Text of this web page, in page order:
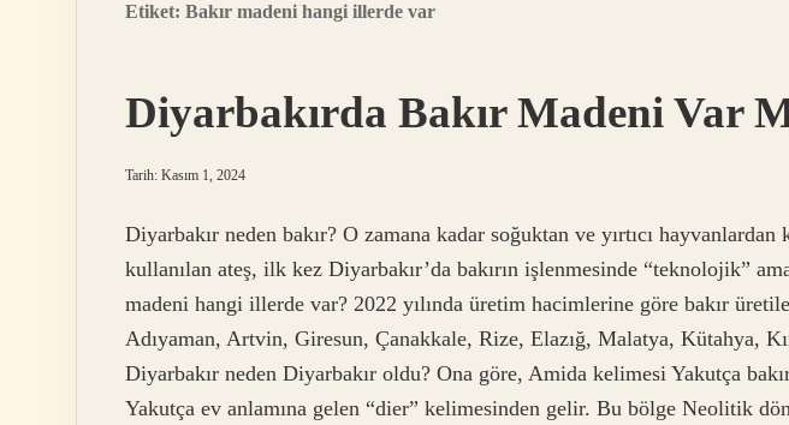
Etiket: Bakır madeni hangi illerde var
Diyarbakırda Bakır Madeni Var
Tarih: Kasım 1, 2024
Diyarbakır neden bakır? O zamana kadar soğuktan ve yırtıcı hayvanlardan
kullanılan ateş, ilk kez Diyarbakır’da bakırın işlenmesinde “teknolojik”
madeni hangi illerde var? 2022 yılında üretim hacimlerine göre bakır
Adıyaman, Artvin, Giresun, Çanakkale, Rize, Elazığ, Malatya, Kütahya,
Diyarbakır neden Diyarbakır oldu? Ona göre, Amida kelimesi Yakutça
Yakutça ev anlamına gelen “dier” kelimesinden gelir. Bu bölge Neolitik